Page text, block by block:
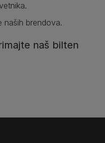
naših brendova.
naš bilten